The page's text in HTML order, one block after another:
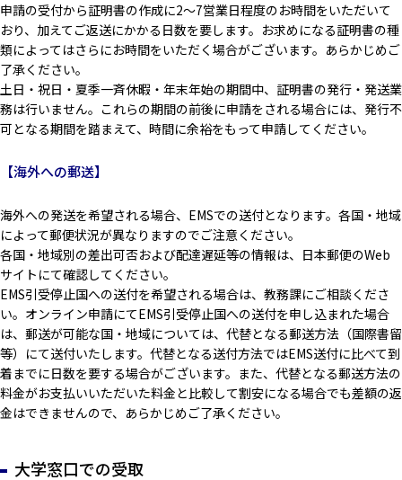
申請の受付から証明書の作成に2～7営業日程度のお時間をいただいて
おり、加えてご返送にかかる日数を要します。お求めになる証明書の種
類によってはさらにお時間をいただく場合がございます。あらかじめご
了承ください。
土日・祝日・夏季一斉休暇・年末年始の期間中、証明書の発行・発送業
務は行いません。これらの期間の前後に申請をされる場合には、発行不
可となる期間を踏まえて、時間に余裕をもって申請してください。
【海外への郵送】
海外への発送を希望される場合、EMSでの送付となります。各国・地域
によって郵便状況が異なりますのでご注意ください。
各国・地域別の差出可否および配達遅延等の情報は、日本郵便のWeb
サイトにて確認してください。
EMS引受停止国への送付を希望される場合は、教務課にご相談くださ
い。オンライン申請にてEMS引受停止国への送付を申し込まれた場合
は、郵送が可能な国・地域については、代替となる郵送方法（国際書留
等）にて送付いたします。代替となる送付方法ではEMS送付に比べて到
着までに日数を要する場合がございます。また、代替となる郵送方法の
料金がお支払いいただいた料金と比較して割安になる場合でも差額の返
金はできませんので、あらかじめご了承ください。
大学窓口での受取